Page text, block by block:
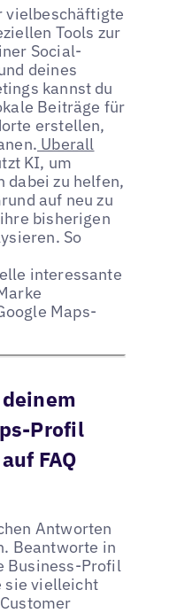
vielbeschäftigte
Tools zur
Social-
deines
kannst du
Beiträge für
erstellen,
Uberall
KI, um
dabei zu helfen,
auf neu zu
bisherigen
So
interessante
Maps-
Profil
FAQ
Antworten
Beantworte in
Business-Profil
sie vielleicht